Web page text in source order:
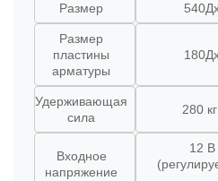
Размер
Размер
пластины
арматуры
Удерживающая
сила
280
Входное
напряжение
12 В